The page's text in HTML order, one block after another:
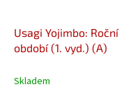
Usagi Yojimbo: Roční
období (1. vyd.) (A)
Skladem